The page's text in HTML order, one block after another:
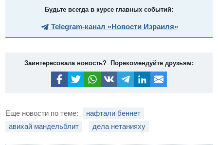
Будьте всегда в курсе главных событий:
Telegram-канал «Новости Израиля»
Заинтересовала новость? Порекомендуйте друзьям:
Еще новости по теме:
нафтали беннет
авихай мандельблит
дела нетанияху